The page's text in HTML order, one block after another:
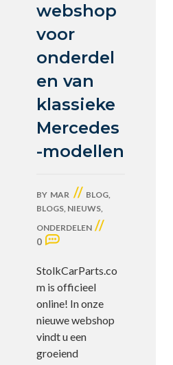
webshop
voor
onderdel
en van
klassieke
Mercedes
-modellen
BY MAR // BLOG,
BLOGS, NIEUWS,
ONDERDELEN //
0
StolkCarParts.co
m is officieel
online! In onze
nieuwe webshop
vindt u een
groeiend